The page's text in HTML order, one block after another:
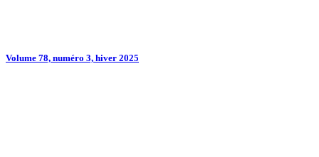
Volume 78, numéro 3, hiver 2025